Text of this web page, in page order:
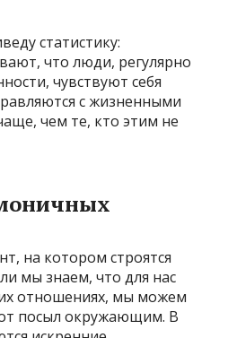
статистику:
что люди, регулярно
чувствуют себя
с жизненными
чем те, кто этим не
на котором строятся
мы знаем, что для нас
отношениях, мы можем
посыл окружающим. В